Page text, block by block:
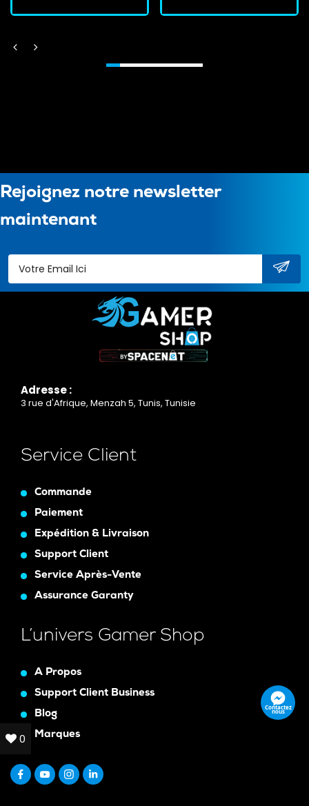
Rejoignez notre newsletter
maintenant
Adresse :
3 rue d'Afrique, Menzah 5, Tunis, Tunisie
Service Client
Commande
Paiement
Expédition & Livraison
Support Client
Service Après-Vente
Assurance Garanty
L’univers Gamer Shop
A Propos
Support Client Business
Blog
Marques
Contactez
nous
0
0